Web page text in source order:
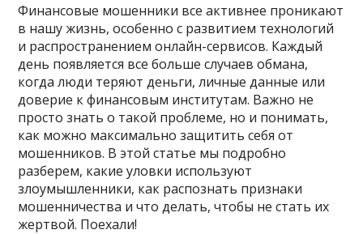
Финансовые мошенники все активнее проникают
в нашу жизнь, особенно с развитием технологий
и распространением онлайн-сервисов. Каждый
день появляется все больше случаев обмана,
когда люди теряют деньги, личные данные или
доверие к финансовым институтам. Важно не
просто знать о такой проблеме, но и понимать,
как можно максимально защитить себя от
мошенников. В этой статье мы подробно
разберем, какие уловки используют
злоумышленники, как распознать признаки
мошенничества и что делать, чтобы не стать их
жертвой. Поехали!